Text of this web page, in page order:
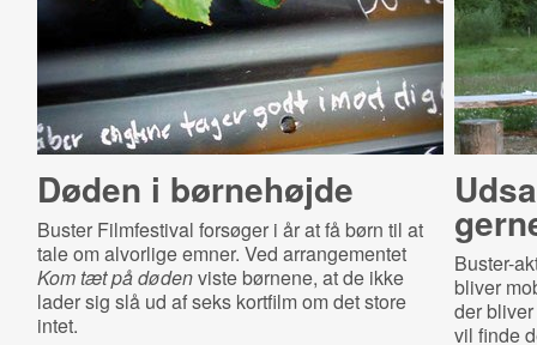
Døden i børnehøjde
Buster Filmfestival forsøger i år at få børn til at
tale om alvorlige emner. Ved arrangementet
Kom tæt på dødenviste børnene, at de ikke
lader sig slå ud af seks kortfilm om det store
intet.
Buster-
bliver
der
vil finde